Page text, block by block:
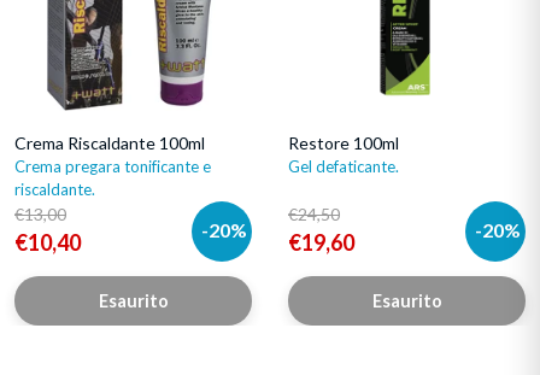
sollievodai dolori muscolari.
Acquista le creme corpo per lo sport su
Multipoweronline
scegli il prodotto più adatto alle tue esigenze e acquistalo
comodamente da casa, con pochi click!
Crema Riscaldante 100ml
Crema pregara tonificante e
riscaldante.
€13,00
€10,40 -20%
Esaurito
Restore 100ml
Gel defaticante.
€24,50
€19,60 -20%
Esaurito